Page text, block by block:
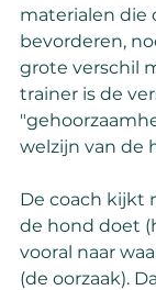
materialen die
bevorderen,
grote verschil
trainer is de
welzijn van de
De coach kijkt
de hond doet
vooral naar
(de oorzaak).